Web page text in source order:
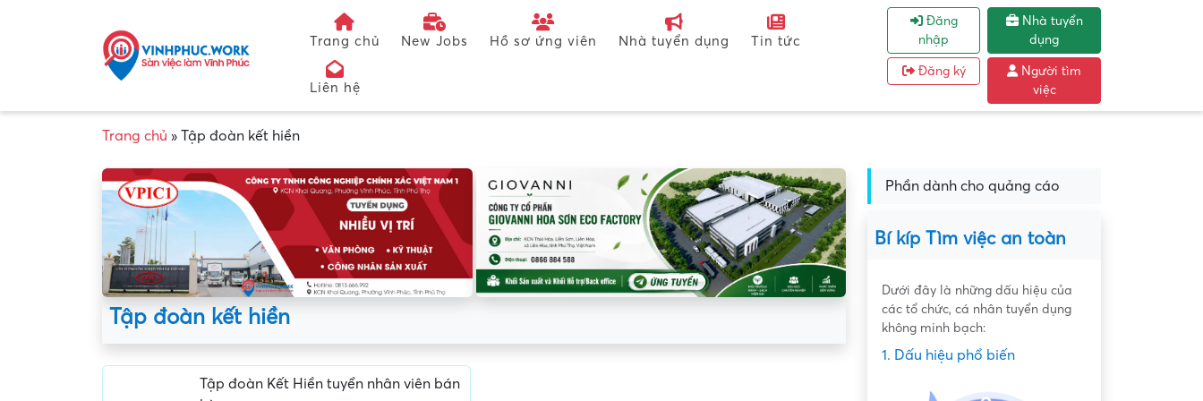
Trang chủ New Jobs Hồ sơ ứng viên Nhà tuyển dụng Tin tức
Liên hệ
Đăng
nhập
Đăng ký
Nhà tuyển
dụng
Người tìm
việc
Trang chủ » Tập đoàn kết hiền
Tập đoàn kết hiền
Tập đoàn Kết Hiền tuyển nhân viên bán
Phần dành cho quảng cáo
Bí kíp Tìm việc an toàn
Dưới đây là những dấu hiệu của
các tổ chức, cá nhân tuyển dụng
không minh bạch:
1. Dấu hiệu phổ biến